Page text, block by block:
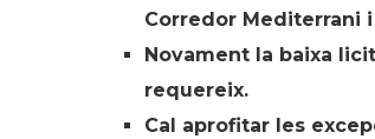
Corredor Mediterrani
Novament la baixa
requereix.
Cal aprofitar les